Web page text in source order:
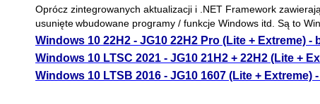
Oprócz zintegrowanych aktualizacji i .NET Framework
usuniętewbudowane programy / funkcje Windows itd. Są to
Windows 10 22H2 - JG10 22H2 Pro (Lite + Extreme) -
Windows 10 LTSC 2021 - JG10 21H2 + 22H2 (Lite +
Windows 10 LTSB 2016 - JG10 1607 (Lite + Extreme)